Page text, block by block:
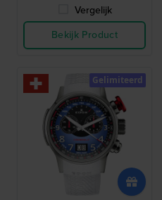
Vergelijk
Bekijk Product
Gelimiteerd